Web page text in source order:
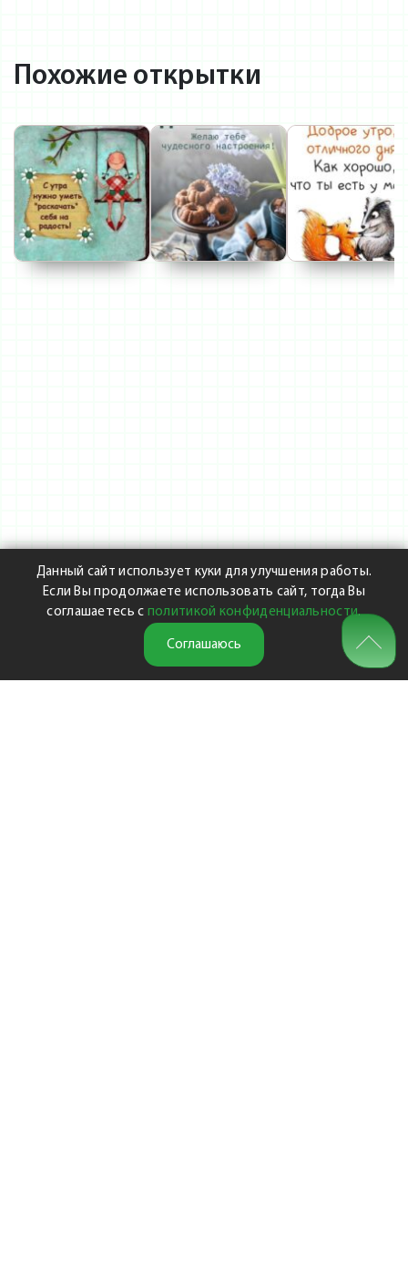
Похожие открытки
Данный сайт использует куки для улучшения работы.
Если Вы продолжаете использовать сайт, тогда Вы
соглашаетесь с политикой конфиденциальности.
Соглашаюсь